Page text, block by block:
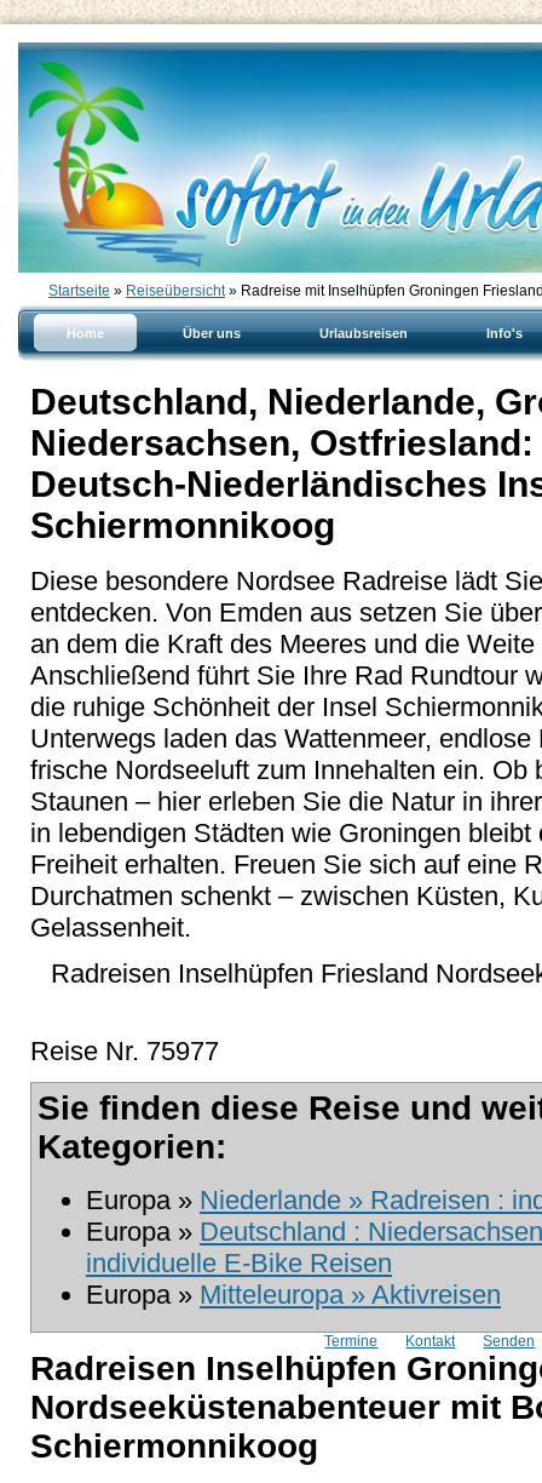
Startseite » Reiseübersicht» Radreise mit Inselhüpfen Groningen
Home Über uns Urlaubsreisen Info's
Deutschland, Niederlande,
Niedersachsen,
Deutsch-Niederländisches
Schiermonnikoog
Diese besondere Nordsee Radreise lädt
entdecken. Von Emden aus setzen Sie
an dem die Kraft des Meeres und die
Anschließend führt Sie Ihre Rad Rundtour
die ruhige Schönheit der Insel
Unterwegs laden das Wattenmeer,
frische Nordseeluft zum Innehalten ein. Ob
Staunen – hier erleben Sie die Natur in
in lebendigen Städten wie Groningen
Freiheit erhalten. Freuen Sie sich auf eine
Durchatmen schenkt – zwischen Küsten,
Gelassenheit.
Radreisen Inselhüpfen Friesland
Reise Nr. 75977
Sie finden diese Reise und
Kategorien:
Europa » Niederlande » Radreisen :
Europa » Deutschland :
individuelle E-Bike Reisen
Europa » Mitteleuropa » Aktivreisen
Termine Kontakt Senden
Radreisen Inselhüpfen
Nordseeküstenabenteuer mit
Schiermonnikoog